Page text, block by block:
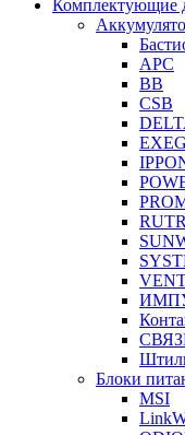
Комплектующие
APC
BB
CSB
Блоки
MSI